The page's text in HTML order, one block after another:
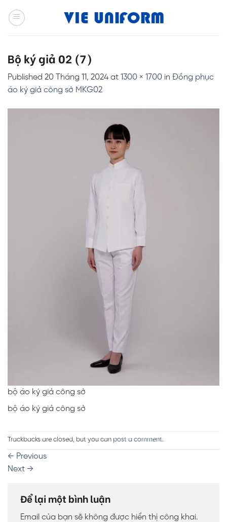
Bộ ký giả 02 (7)
Published 20 Tháng 11, 2024 at 1300 × 1700 in Đồng phục
áo ký giả công sở MKG02
bộ áo ký giả công sở
bộ áo ký giả công sở
Trackbacks are closed, but you can post a comment.
← Previous
Next →
Để lại một bình luận
Email của bạn sẽ không được hiển thị công khai.